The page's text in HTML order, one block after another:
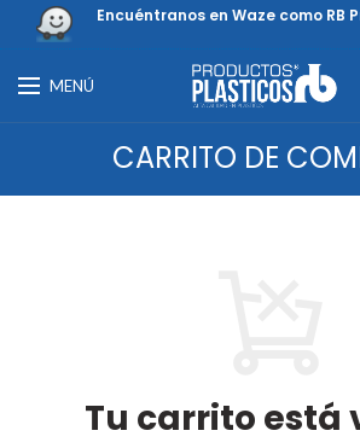
Encuéntranos en Waze como RB
MENÚ
CARRITO DE
Tu carrito está